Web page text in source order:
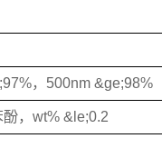
，500nm &ge;98%
，wt% &le;0.2